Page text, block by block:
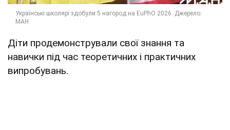
Діти продемонстрували свої знання та
навички під час теоретичних і практичних
випробувань.